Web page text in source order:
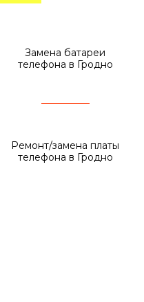
Замена батареи
телефона в Гродно
Ремонт/замена платы
телефона в Гродно